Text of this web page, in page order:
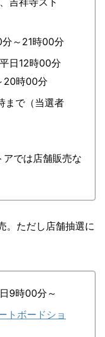
～21時00分
日12時00分
20時00分
まで（当選者
アでは店舗販売な
。ただし店舗抽選に
9時00分～
トボードショ